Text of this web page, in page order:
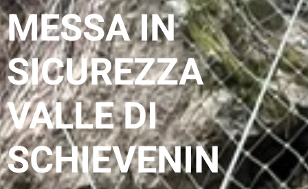
MESSA IN
SICUREZZA
VALLE DI
SCHIEVENIN